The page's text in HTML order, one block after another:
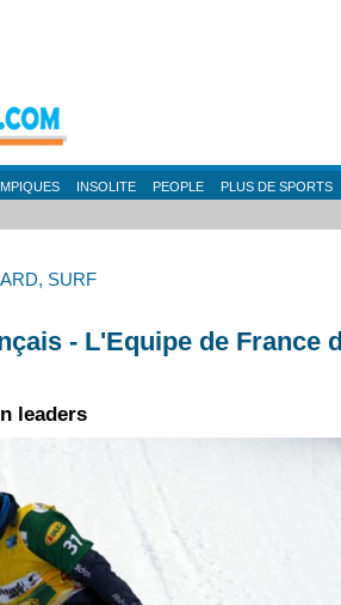
INSOLITE PEOPLE PLUS DE SPORTS
SURF
- L'Equipe de France
leaders